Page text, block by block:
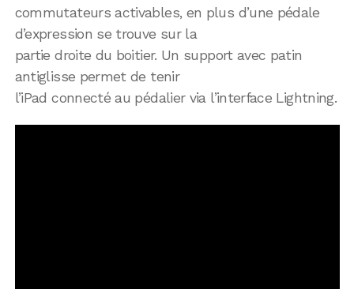
commutateurs activables, en plus d’une pédale
d’expression se trouve sur la
partie droite du boitier. Un support avec patin
antiglisse permet de tenir
l’iPad connecté au pédalier via l’interface Lightning.